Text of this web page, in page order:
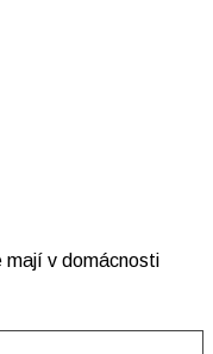
mají v domácnosti